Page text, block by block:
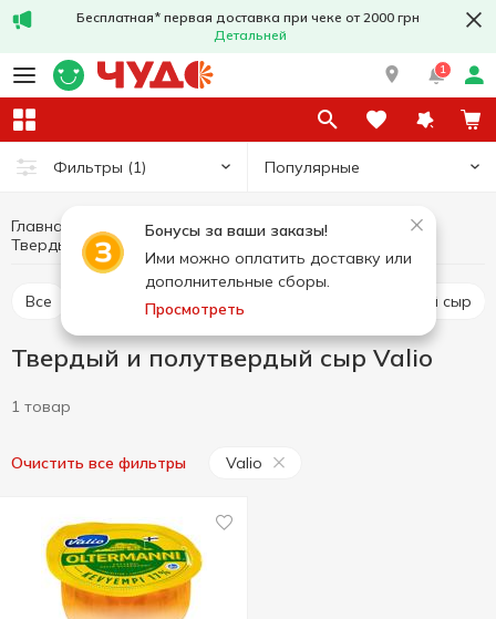
Бесплатная* первая доставка при чеке от 2000 грн
Детальней
1
Фильтры (1) Популярные
Бонусы за ваши заказы!
Ими можно оплатить доставку или
дополнительные сборы.
Просмотреть
Главная Яйца и молочные продукты Сыры
Твердый и полутвердый сыр
Все Твердый и полутвердый сыр Рассольный сыр
Твердый и полутвердый сыр Valio
1 товар
Очистить все фильтры Valio